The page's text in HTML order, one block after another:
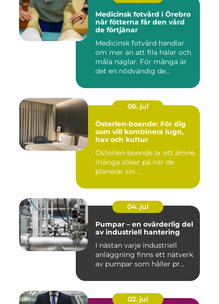
Medicinsk fotvård i Örebro
när fötterna får den vård
de förtjänar
Medicinsk fotvård handlar
om mer än att fila hälar och
måla naglar. För många är
det en nödvändig de...
06. jul
Österlen-boende: För dig
som vill kombinera lugn,
hav och kultur
Österlen-boende är ett ämne
många söker på när de
planerar sin ...
04. jul
Pumpar – en ovärderlig del
av industriell hantering
I nästan varje industriell
anläggning finns ett nätverk
av pumpar som håller pr...
02. jul